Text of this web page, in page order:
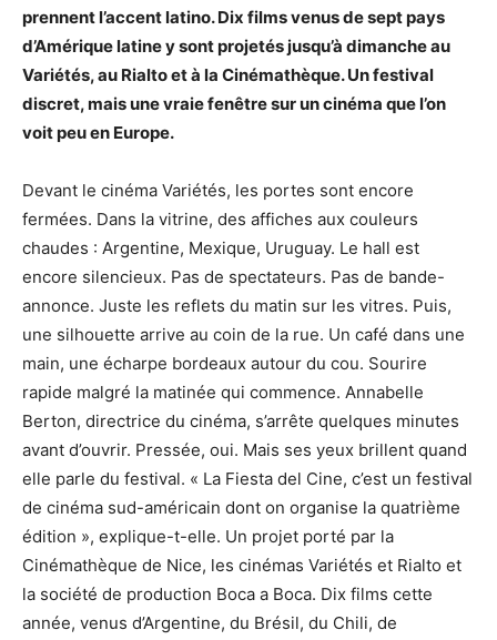
prennent l’accent latino. Dix films venus de sept pays
d’Amérique latine y sont projetés jusqu’à dimanche au
Variétés, au Rialto et à la Cinémathèque. Un festival
discret, mais une vraie fenêtre sur un cinéma que l’on
voit peu en Europe.
Devant le cinéma Variétés, les portes sont encore
fermées. Dans la vitrine, des affiches aux couleurs
chaudes : Argentine, Mexique, Uruguay. Le hall est
encore silencieux. Pas de spectateurs. Pas de bande-
annonce. Juste les reflets du matin sur les vitres. Puis,
une silhouette arrive au coin de la rue. Un café dans une
main, une écharpe bordeaux autour du cou. Sourire
rapide malgré la matinée qui commence. Annabelle
Berton, directrice du cinéma, s’arrête quelques minutes
avant d’ouvrir. Pressée, oui. Mais ses yeux brillent quand
elle parle du festival. « La Fiesta del Cine, c’est un festival
de cinéma sud-américain dont on organise la quatrième
édition », explique-t-elle. Un projet porté par la
Cinémathèque de Nice, les cinémas Variétés et Rialto et
la société de production Boca a Boca. Dix films cette
année, venus d’Argentine, du Brésil, du Chili, de